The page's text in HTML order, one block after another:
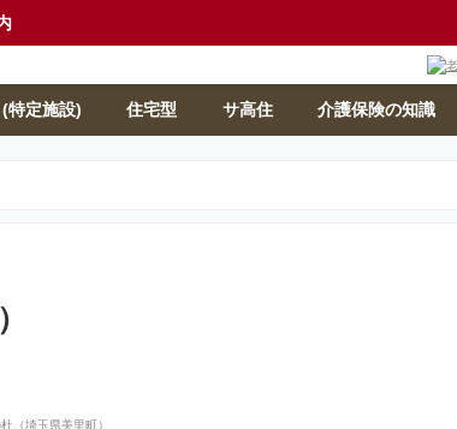
特定施設) 住宅型 サ高住 介護保険の知識